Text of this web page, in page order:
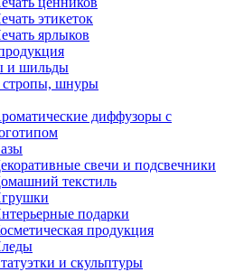
этикеток
ярлыков
и шильды
шнуры
диффузоры с
свечи и подсвечники
текстиль
подарки
продукция
и скульптуры